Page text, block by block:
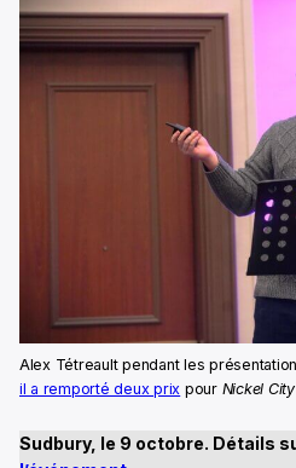
Alex Tétreault pendant les
il a remporté deux prix pour Nickel
Sudbury, le 9 octobre. Détails